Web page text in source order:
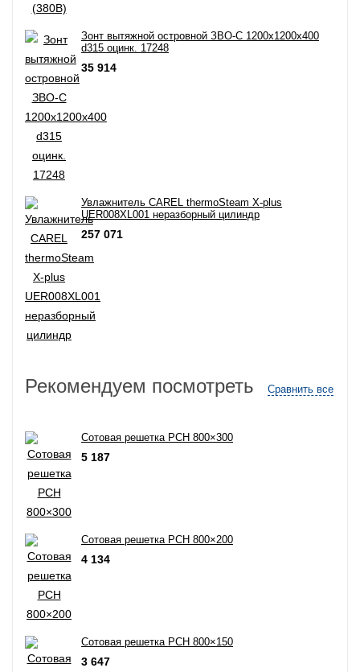
Зонт вытяжной островной ЗВО-С 1200х1200х400
d315 оцинк. 17248
35 914
Увлажнитель CAREL thermoSteam X-plus
UER008XL001 неразборный цилиндр
257 071
Рекомендуем посмотреть Сравнить все
Сотовая решетка РСН 800×300
5 187
Сотовая решетка РСН 800×200
4 134
Сотовая решетка РСН 800×150
3 647